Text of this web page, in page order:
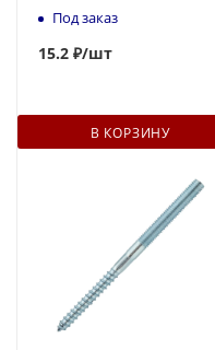
Под заказ
15.2 ₽/шт
В КОРЗИНУ